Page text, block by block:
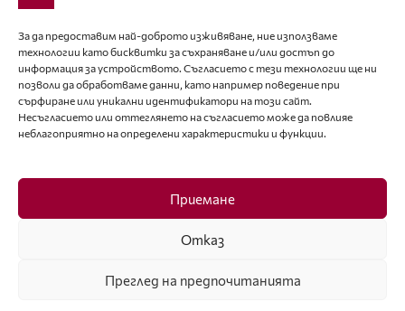
За да предоставим най-доброто изживяване, ние използваме
технологии като бисквитки за съхраняване и/или достъп до
информация за устройството. Съгласието с тези технологии ще ни
позволи да обработваме данни, като например поведение при
сърфиране или уникални идентификатори на този сайт.
Несъгласието или оттеглянето на съгласието може да повлияе
неблагоприятно на определени характеристики и функции.
Приемане
Отказ
Преглед на предпочитанията
За контакти
editor@fashion-lifestyle.net
+359 88 227 33 47
Последвайте ни
Facebook
ISSN 1314-8915 Copyright © 2007-2025 Ot igla do konetz Ltd. & Fashion.bg